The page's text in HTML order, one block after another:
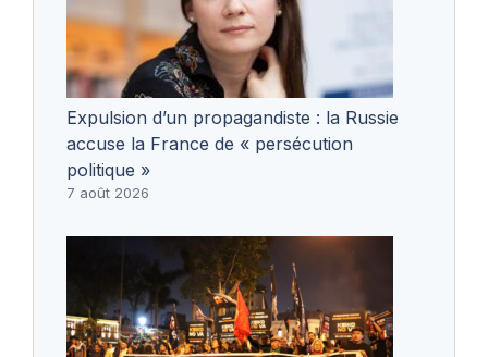
Expulsion d’un propagandiste : la Russie
accuse la France de « persécution
politique »
7 août 2026